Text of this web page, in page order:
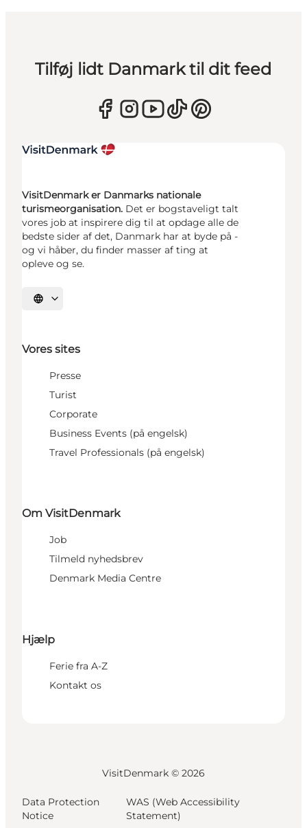
Tilføj lidt Danmark til dit feed
VisitDenmark er Danmarks nationale
turismeorganisation. Det er bogstaveligt talt
vores job at inspirere dig til at opdage alle de
bedste sider af det, Danmark har at byde på -
og vi håber, du finder masser af ting at
opleve og se.
Vælg sprog
Vores sites
Presse
Turist
Corporate
Business Events (på engelsk)
Travel Professionals (på engelsk)
Om VisitDenmark
Job
Tilmeld nyhedsbrev
Denmark Media Centre
Hjælp
Ferie fra A-Z
Kontakt os
VisitDenmark © 2026
Data Protection
Notice
WAS (Web Accessibility
Statement)